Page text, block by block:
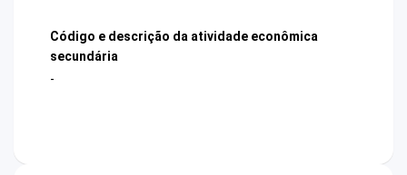
Código e descrição da atividade econômica
secundária
-